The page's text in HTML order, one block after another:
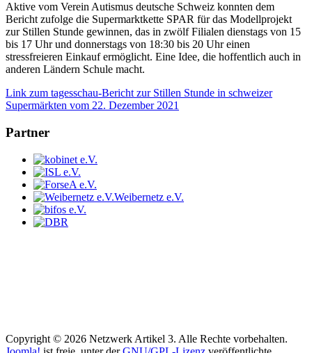
Aktive vom Verein Autismus deutsche Schweiz konnten dem
Bericht zufolge die Supermarktkette SPAR für das Modellprojekt
zur Stillen Stunde gewinnen, das in zwölf Filialen dienstags von 15
bis 17 Uhr und donnerstags von 18:30 bis 20 Uhr einen
stressfreieren Einkauf ermöglicht. Eine Idee, die hoffentlich auch in
anderen Ländern Schule macht.
Link zum tagesschau-Bericht zur Stillen Stunde in schweizer
Supermärkten vom 22. Dezember 2021
Partner
Weibernetz e.V.
Copyright © 2026 Netzwerk Artikel 3. Alle Rechte vorbehalten.